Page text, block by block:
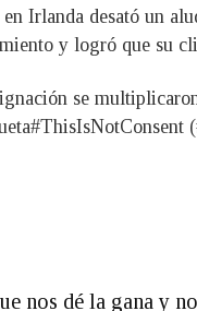
Irlanda desató un
y logró que su
se
nos dé la gana y